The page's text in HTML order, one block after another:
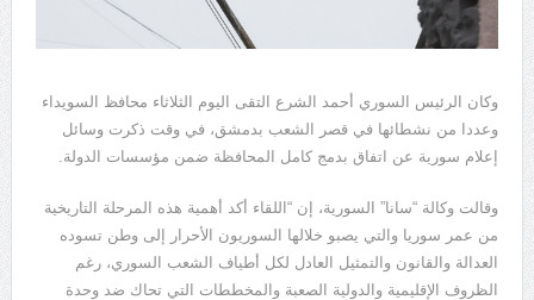
وكان الرئيس السوري أحمد الشرع التقى اليوم الثلاثاء محافظ السويداء
وعددا من نشطائها في قصر الشعب بدمشق، في وقت ذكرت وسائل
إعلام سورية عن اتفاق بدمج كامل المحافظة ضمن مؤسسات الدولة.
وقالت وكالة “سانا” السورية، إن “اللقاء أكد أهمية هذه المرحلة التاريخية
من عمر سوريا والتي يصبو خلالها السوريون الأحرار إلى وطن تسوده
العدالة والقانون والتمثيل العادل لكل أطياف الشعب السوري، رغم
الظروف الإقليمية والدولية الصعبة والمخططات التي تحاك ضد وحدة